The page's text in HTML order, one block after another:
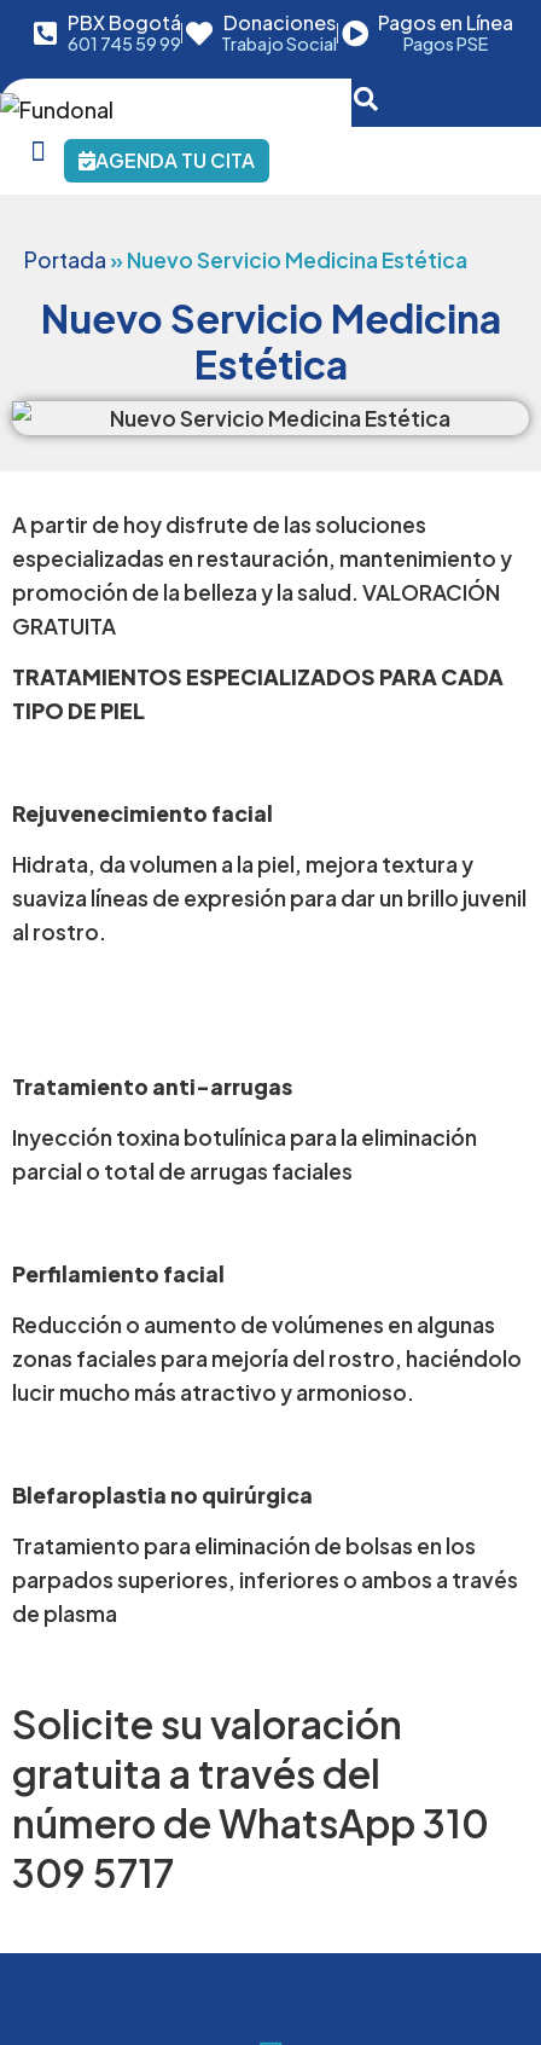
PBX Bogotá
601 745 59 99
Donaciones
Trabajo Social
Pagos en Línea
Pagos PSE
AGENDA TU CITA
Portada »Nuevo Servicio Medicina Estética
Nuevo Servicio Medicina
Estética
A partir de hoy disfrute de las soluciones
especializadas en restauración, mantenimiento y
promoción de la belleza y la salud. VALORACIÓN
GRATUITA
TRATAMIENTOS ESPECIALIZADOS PARA CADA
TIPO DE PIEL
Rejuvenecimiento facial
Hidrata, da volumen a la piel, mejora textura y
suaviza líneas de expresión para dar un brillo juvenil
al rostro.
Tratamiento anti-arrugas
Inyección toxina botulínica para la eliminación
parcial o total de arrugas faciales
Perfilamiento facial
Reducción o aumento de volúmenes en algunas
zonas faciales para mejoría del rostro, haciéndolo
lucir mucho más atractivo y armonioso.
Blefaroplastia no quirúrgica
Tratamiento para eliminación de bolsas en los
parpados superiores, inferiores o ambos a través
de plasma
Solicite su valoración
gratuita a través del
número de WhatsApp 310
309 5717